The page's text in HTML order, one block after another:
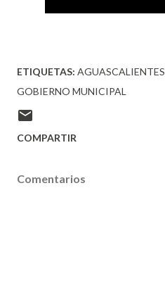
ETIQUETAS: AGUASCALIENTES
GOBIERNO MUNICIPAL
COMPARTIR
Comentarios